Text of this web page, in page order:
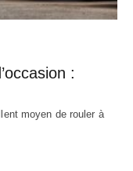
:
moyen de rouler à